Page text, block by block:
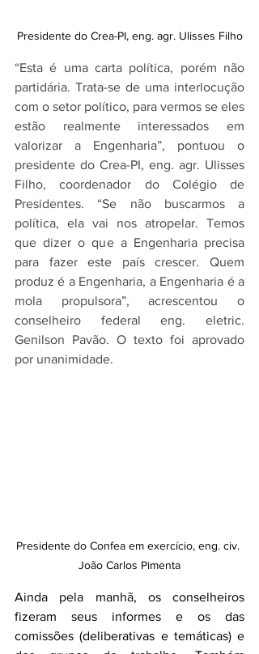
Presidente do Crea-PI, eng. agr. Ulisses Filho
“Esta é uma carta política, porém não
partidária. Trata-se de uma interlocução
com o setor político, para vermos se eles
estão realmente interessados em
valorizar a Engenharia”, pontuou o
presidente do Crea-PI, eng. agr. Ulisses
Filho, coordenador do Colégio de
Presidentes. “Se não buscarmos a
política, ela vai nos atropelar. Temos
que dizer o que a Engenharia precisa
para fazer este país crescer. Quem
produz é a Engenharia, a Engenharia é a
mola propulsora”, acrescentou o
conselheiro federal eng. eletric.
Genilson Pavão. O texto foi aprovado
por unanimidade.
Presidente do Confea em exercício, eng. civ.
João Carlos Pimenta
Ainda pela manhã, os conselheiros
fizeram seus informes e os das
comissões (deliberativas e temáticas) e